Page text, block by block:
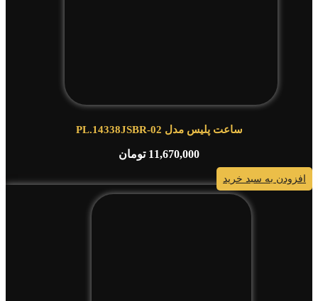
ساعت پلیس مدل PL.14338JSBR-02
11,670,000 تومان
افزودن به سبد خرید